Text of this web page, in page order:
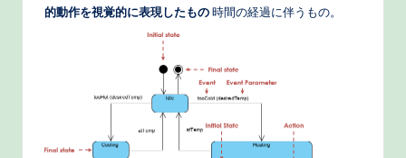
的動作を視覚的に表現したもの時間の経過に伴うもの。